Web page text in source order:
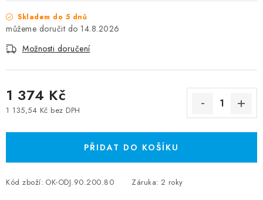
Skladem do 5 dnů
14.8.2026
Možnosti doručení
1 374 Kč
1 135,54 Kč bez DPH
PŘIDAT DO KOŠÍKU
Kód zboží: OK-ODJ.90.200.80 Záruka: 2 roky